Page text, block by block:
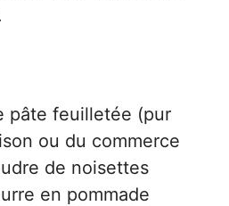
pâte feuilletée (pur
ou du commerce
de noisettes
en pommade